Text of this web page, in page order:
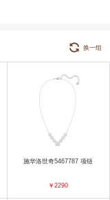
换一组
施华洛世奇5467787 项链
￥2290